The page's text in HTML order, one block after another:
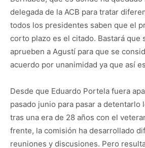
delegada de la ACB para tratar
todos los presidentes saben que el
corto plazo es el citado. Bastará que
aprueben a Agustí para que se
acuerdo por unanimidad ya que así
Desde que Eduardo Portela fuera
pasado junio para pasar a detentarlo
tras una era de 28 años con el
frente, la comisión ha desarrollado
reuniones y discusiones. Pero